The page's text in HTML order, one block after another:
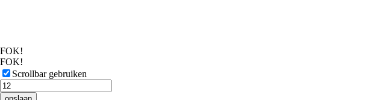
FOK!
FOK!
Scrollbar gebruiken